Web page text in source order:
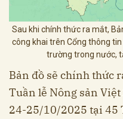
Sau khi chính thức ra mắt,
công khai trên Cổng thông
trường trong nước,
Bản đồ sẽ chính thức
Tuần lễ Nông sản
24-25/10/2025 tại 45